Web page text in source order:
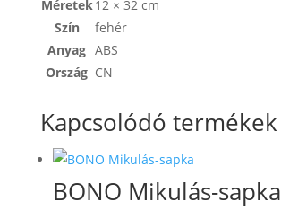
Méretek12 × 32 cm
Szín
fehér
Anyag ABS
Ország CN
Kapcsolódó termékek
BONO Mikulás-sapka